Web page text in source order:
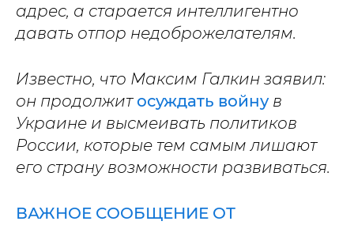
адрес, а старается интеллигентно
давать отпор недоброжелателям.
Известно, что Максим Галкин заявил:
он продолжит осуждать войнув
Украине и высмеивать политиков
России, которые тем самым лишают
его страну возможности развиваться.
ВАЖНОЕ СООБЩЕНИЕ ОТ